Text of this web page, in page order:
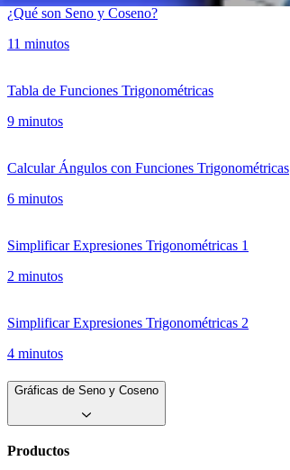
¿Qué son Seno y Coseno?
11 minutos
Tabla de Funciones Trigonométricas
9 minutos
Calcular Ángulos con Funciones Trigonométricas
6 minutos
Simplificar Expresiones Trigonométricas 1
2 minutos
Simplificar Expresiones Trigonométricas 2
4 minutos
Gráficas de Seno y Coseno
Productos